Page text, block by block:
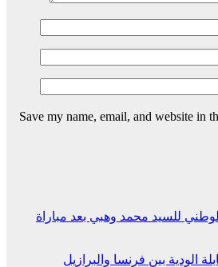
Save my name, email, and website in
للسيد محمد وهبي بعد مباراة
الودية بين فرنسا والبرازيل